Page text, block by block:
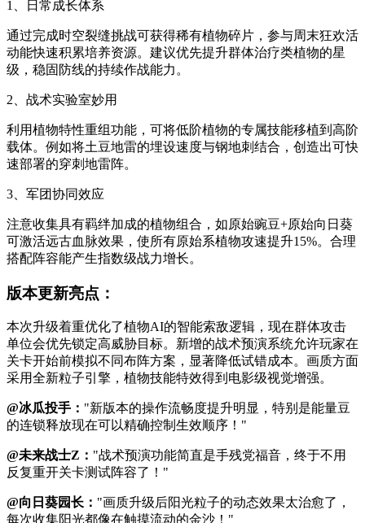
1、日常成长体系
通过完成时空裂缝挑战可获得稀有植物碎片，参与周末狂欢活
动能快速积累培养资源。建议优先提升群体治疗类植物的星
级，稳固防线的持续作战能力。
2、战术实验室妙用
利用植物特性重组功能，可将低阶植物的专属技能移植到高阶
载体。例如将土豆地雷的埋设速度与钢地刺结合，创造出可快
速部署的穿刺地雷阵。
3、军团协同效应
注意收集具有羁绊加成的植物组合，如原始豌豆+原始向日葵
可激活远古血脉效果，使所有原始系植物攻速提升15%。合理
搭配阵容能产生指数级战力增长。
版本更新亮点：
本次升级着重优化了植物AI的智能索敌逻辑，现在群体攻击
单位会优先锁定高威胁目标。新增的战术预演系统允许玩家在
关卡开始前模拟不同布阵方案，显著降低试错成本。画质方面
采用全新粒子引擎，植物技能特效得到电影级视觉增强。
@冰瓜投手： "新版本的操作流畅度提升明显，特别是能量豆
的连锁释放现在可以精确控制生效顺序！"
@未来战士Z： "战术预演功能简直是手残党福音，终于不用
反复重开关卡测试阵容了！"
@向日葵园长： "画质升级后阳光粒子的动态效果太治愈了，
每次收集阳光都像在触摸流动的金沙！"